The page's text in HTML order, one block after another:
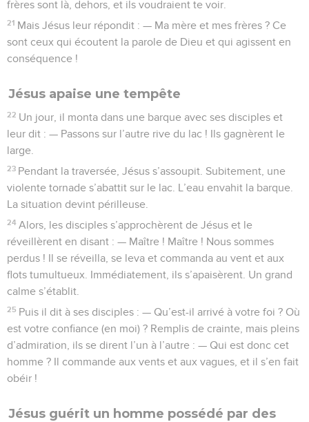
frères sont là, dehors, et ils voudraient te voir.
21 Mais Jésus leur répondit : — Ma mère et mes frères ? Ce
sont ceux qui écoutent la parole de Dieu et qui agissent en
conséquence !
Jésus apaise une tempête
22 Un jour, il monta dans une barque avec ses disciples et
leur dit : — Passons sur l’autre rive du lac ! Ils gagnèrent le
large.
23 Pendant la traversée, Jésus s’assoupit. Subitement, une
violente tornade s’abattit sur le lac. L’eau envahit la barque.
La situation devint périlleuse.
24 Alors, les disciples s’approchèrent de Jésus et le
réveillèrent en disant : — Maître ! Maître ! Nous sommes
perdus ! Il se réveilla, se leva et commanda au vent et aux
flots tumultueux. Immédiatement, ils s’apaisèrent. Un grand
calme s’établit.
25 Puis il dit à ses disciples : — Qu’est-il arrivé à votre foi ? Où
est votre confiance (en moi) ? Remplis de crainte, mais pleins
d’admiration, ils se dirent l’un à l’autre : — Qui est donc cet
homme ? Il commande aux vents et aux vagues, et il s’en fait
obéir !
Jésus guérit un homme possédé par des